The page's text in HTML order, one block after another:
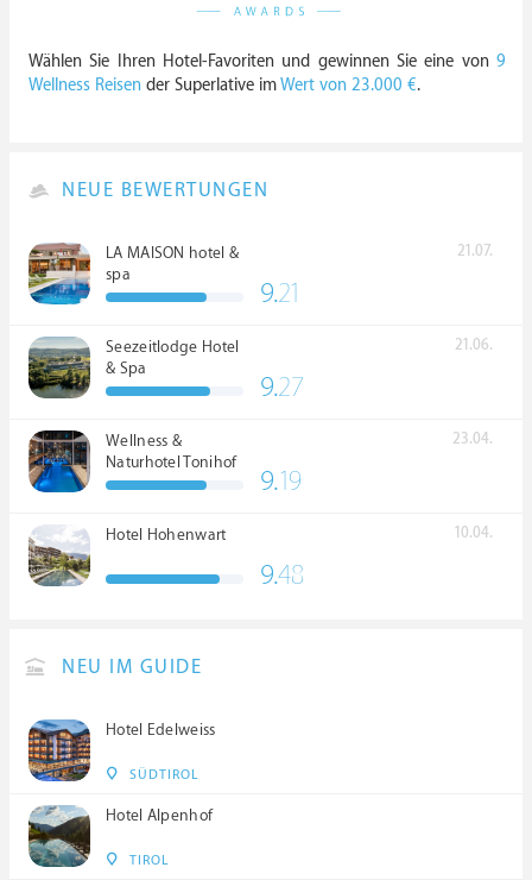
Wählen Sie Ihren Hotel-Favoriten und gewinnen Sie eine von 9
Wellness Reisen der Superlative imWert von 23.000 €.
NEUE BEWERTUNGEN
LA MAISON hotel &
spa
21.07.
9.21
Seezeitlodge Hotel
& Spa
21.06.
9.27
Wellness &
Naturhotel Tonihof
****S
23.04.
9.19
Hotel Hohenwart 10.04.
9.48
NEU IM GUIDE
Hotel Edelweiss
SÜDTIROL
Hotel Alpenhof
TIROL